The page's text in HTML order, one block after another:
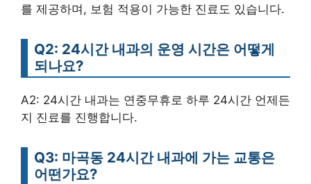
를 제공하며, 보험 적용이 가능한 진료도 있습니다.
Q2: 24시간 내과의 운영 시간은 어떻게
되나요?
A2: 24시간 내과는 연중무휴로 하루 24시간 언제든
지 진료를 진행합니다.
Q3: 마곡동 24시간 내과에 가는 교통은
어떤가요?